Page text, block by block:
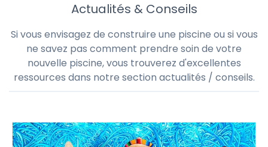
Actualités & Conseils
Si vous envisagez de construire une piscine ou si vous
ne savez pas comment prendre soin de votre
nouvelle piscine, vous trouverez d'excellentes
ressources dans notre section actualités / conseils.